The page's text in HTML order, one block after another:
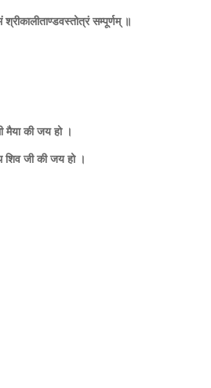
श्रीकालीताण्डवस्तोत्रं सम्पूर्णम् ॥
मैया की जय हो ।
शिव जी की जय हो ।